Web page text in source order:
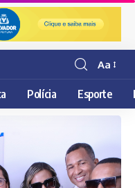
Resisor
de
fonte
Aa
Polícia Esporte